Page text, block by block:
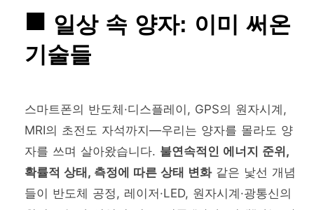
일상 속 양자: 이미 써온
기술들
스마트폰의 반도체·디스플레이, GPS의 원자시계,
MRI의 초전도 자석까지—우리는 양자를 몰라도 양
자를 쓰며 살아왔습니다. 불연속적인 에너지 준위,
확률적 상태, 측정에 따른 상태 변화같은 낯선 개념
들이 반도체 공정, 레이저·LED, 원자시계·광통신의